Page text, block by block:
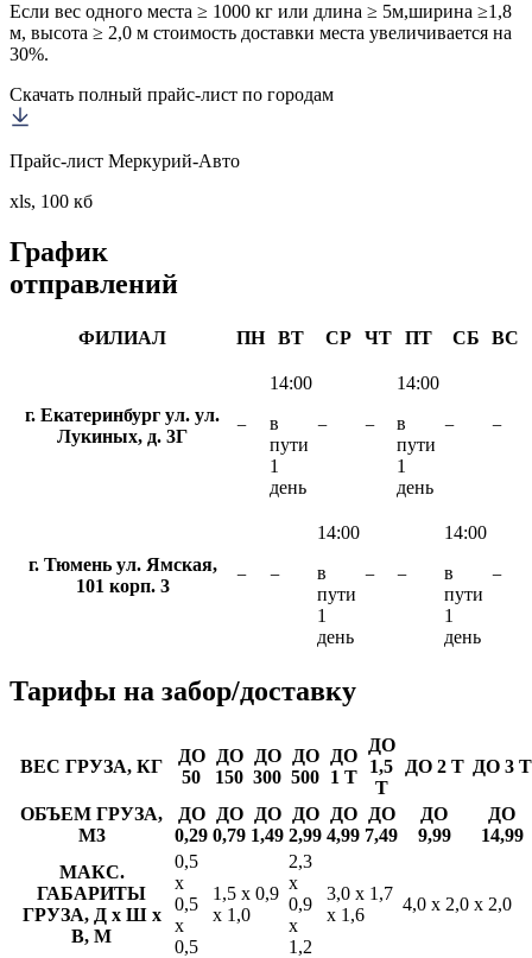
Если вес одного места ≥ 1000 кг или длина ≥ 5м,ширина ≥1,8
м, высота ≥ 2,0 м стоимость доставки места увеличивается на
30%.
Скачать полный прайс-лист по городам
Прайс-лист Меркурий-Авто
xls, 100 кб
График
отправлений
ФИЛИАЛ ПН ВТ СР ЧТ ПТ СБ ВС
г. Екатеринбург ул. ул.
Лукиных, д. 3Г
−
14:00
в
пути
1
день
− −
14:00
в
пути
1
день
− −
г. Тюмень ул. Ямская,
101 корп. 3
− −
14:00
в
пути
1
день
− −
14:00
в
пути
1
день
−
Тарифы на забор/доставку
ВЕС ГРУЗА, КГ
ДО
50
ДО
150
ДО
300
ДО
500
ДО
1 Т
ДО
1,5
Т
ДО 2 Т ДО 3 Т
ОБЪЕМ ГРУЗА,
М3
ДО
0,29
ДО
0,79
ДО
1,49
ДО
2,99
ДО
4,99
ДО
7,49
ДО
9,99
ДО
14,99
МАКС.
ГАБАРИТЫ
ГРУЗА, Д х Ш х
В, М
0,5
х
0,5
х
0,5
1,5 х 0,9
х 1,0
2,3
х
0,9
х
1,2
3,0 х 1,7
х 1,6
4,0 х 2,0 х 2,0